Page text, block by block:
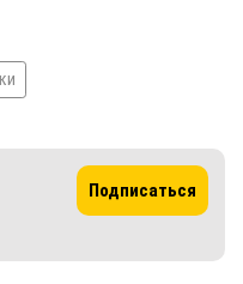
Подписаться